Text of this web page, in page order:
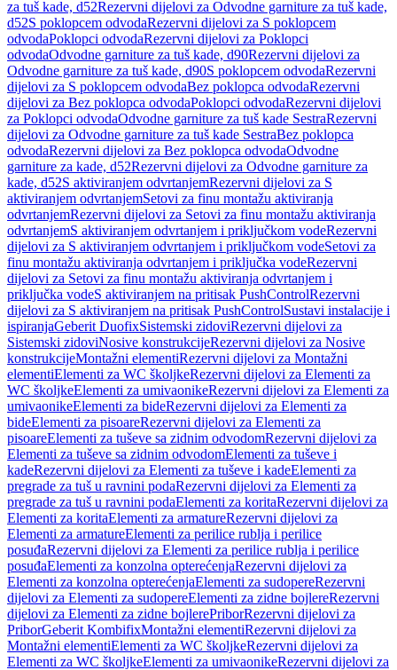
za tuš kade, d52Rezervni dijelovi za Odvodne garniture za tuš kade,
d52S poklopcem odvodaRezervni dijelovi za S poklopcem
odvodaPoklopci odvodaRezervni dijelovi za Poklopci
odvodaOdvodne garniture za tuš kade, d90Rezervni dijelovi za
Odvodne garniture za tuš kade, d90S poklopcem odvodaRezervni
dijelovi za S poklopcem odvodaBez poklopca odvodaRezervni
dijelovi za Bez poklopca odvodaPoklopci odvodaRezervni dijelovi
za Poklopci odvodaOdvodne garniture za tuš kade SestraRezervni
dijelovi za Odvodne garniture za tuš kade SestraBez poklopca
odvodaRezervni dijelovi za Bez poklopca odvodaOdvodne
garniture za kade, d52Rezervni dijelovi za Odvodne garniture za
kade, d52S aktiviranjem odvrtanjemRezervni dijelovi za S
aktiviranjem odvrtanjemSetovi za finu montažu aktiviranja
odvrtanjemRezervni dijelovi za Setovi za finu montažu aktiviranja
odvrtanjemS aktiviranjem odvrtanjem i priključkom vodeRezervni
dijelovi za S aktiviranjem odvrtanjem i priključkom vodeSetovi za
finu montažu aktiviranja odvrtanjem i priključka vodeRezervni
dijelovi za Setovi za finu montažu aktiviranja odvrtanjem i
priključka vodeS aktiviranjem na pritisak PushControlRezervni
dijelovi za S aktiviranjem na pritisak PushControlSustavi instalacije i
ispiranjaGeberit DuofixSistemski zidoviRezervni dijelovi za
Sistemski zidoviNosive konstrukcijeRezervni dijelovi za Nosive
konstrukcijeMontažni elementiRezervni dijelovi za Montažni
elementiElementi za WC školjkeRezervni dijelovi za Elementi za
WC školjkeElementi za umivaonikeRezervni dijelovi za Elementi za
umivaonikeElementi za bideRezervni dijelovi za Elementi za
bideElementi za pisoareRezervni dijelovi za Elementi za
pisoareElementi za tuševe sa zidnim odvodomRezervni dijelovi za
Elementi za tuševe sa zidnim odvodomElementi za tuševe i
kadeRezervni dijelovi za Elementi za tuševe i kadeElementi za
pregrade za tuš u ravnini podaRezervni dijelovi za Elementi za
pregrade za tuš u ravnini podaElementi za koritaRezervni dijelovi za
Elementi za koritaElementi za armatureRezervni dijelovi za
Elementi za armatureElementi za perilice rublja i perilice
posuđaRezervni dijelovi za Elementi za perilice rublja i perilice
posuđaElementi za konzolna opterećenjaRezervni dijelovi za
Elementi za konzolna opterećenjaElementi za sudopereRezervni
dijelovi za Elementi za sudopereElementi za zidne bojlereRezervni
dijelovi za Elementi za zidne bojlerePriborRezervni dijelovi za
PriborGeberit KombifixMontažni elementiRezervni dijelovi za
Montažni elementiElementi za WC školjkeRezervni dijelovi za
Elementi za WC školjkeElementi za umivaonikeRezervni dijelovi za